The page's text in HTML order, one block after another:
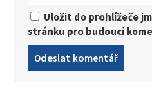
Uložit do prohlížeče
stránku pro budoucí